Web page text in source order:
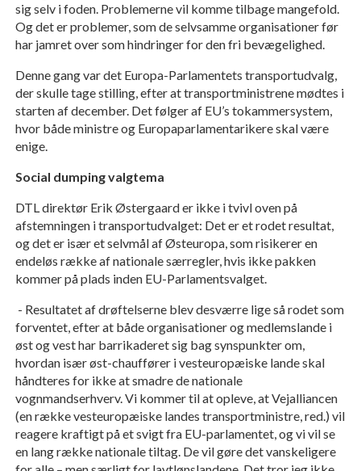
sig selv i foden. Problemerne vil komme tilbage mangefold.
Og det er problemer, som de selvsamme organisationer før
har jamret over som hindringer for den fri bevægelighed.
Denne gang var det Europa-Parlamentets transportudvalg,
der skulle tage stilling, efter at transportministrene mødtes i
starten af december. Det følger af EU’s tokammersystem,
hvor både ministre og Europaparlamentarikere skal være
enige.
Social dumping valgtema
DTL direktør Erik Østergaard er ikke i tvivl oven på
afstemningen i transportudvalget: Det er et rodet resultat,
og det er især et selvmål af Østeuropa, som risikerer en
endeløs række af nationale særregler, hvis ikke pakken
kommer på plads inden EU-Parlamentsvalget.
- Resultatet af drøftelserne blev desværre lige så rodet som
forventet, efter at både organisationer og medlemslande i
øst og vest har barrikaderet sig bag synspunkter om,
hvordan især øst-chauffører i vesteuropæiske lande skal
håndteres for ikke at smadre de nationale
vognmandserhverv. Vi kommer til at opleve, at Vejalliancen
(en række vesteuropæiske landes transportministre, red.) vil
reagere kraftigt på et svigt fra EU-parlamentet, og vi vil se
en lang række nationale tiltag. De vil gøre det vanskeligere